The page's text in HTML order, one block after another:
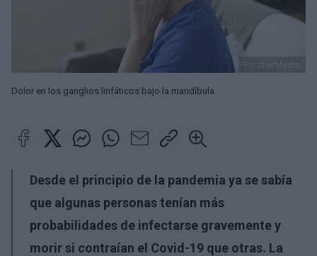
Dolor en los ganglios linfáticos bajo la mandíbula
Desde el principio de la pandemia ya se sabía
que algunas personas tenían más
probabilidades de infectarse gravemente y
morir si contraían el Covid-19 que otras. La